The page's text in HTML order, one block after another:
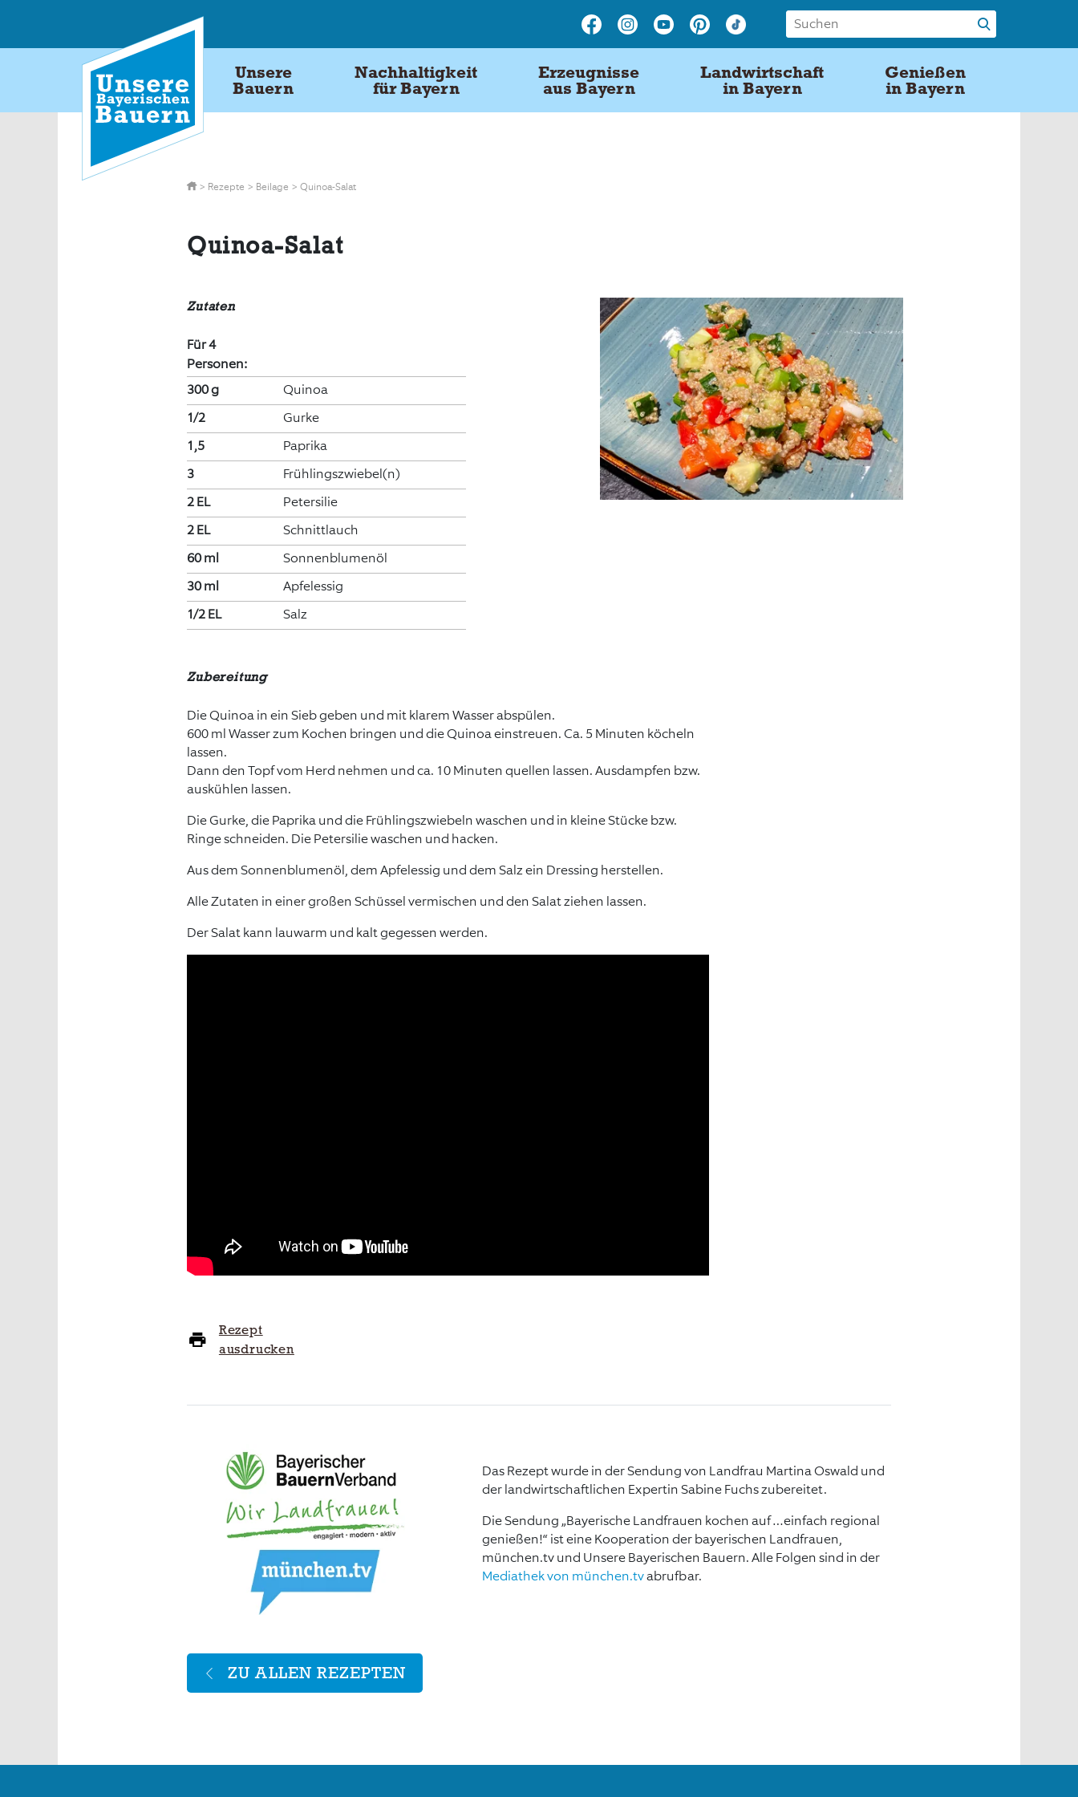
content
Unsere
Bauern
Nachhaltigkeit
für Bayern
Erzeugnisse
aus Bayern
Landwirtschaft
in Bayern
Genießen
in Bayern
> Rezepte > Beilage > Quinoa-Salat
Quinoa-Salat
Zutaten
Für 4
Personen:
300 g
Quinoa
1/2
Gurke
1,5
Paprika
3
Frühlingszwiebel(n)
2 EL
Petersilie
2 EL
Schnittlauch
60 ml
Sonnenblumenöl
30 ml
Apfelessig
1/2 EL
Salz
Zubereitung
Die Quinoa in ein Sieb geben und mit klarem Wasser abspülen.
600 ml Wasser zum Kochen bringen und die Quinoa einstreuen. Ca. 5 Minuten köcheln
lassen.
Dann den Topf vom Herd nehmen und ca. 10 Minuten quellen lassen. Ausdampfen bzw.
auskühlen lassen.
Die Gurke, die Paprika und die Frühlingszwiebeln waschen und in kleine Stücke bzw.
Ringe schneiden. Die Petersilie waschen und hacken.
Aus dem Sonnenblumenöl, dem Apfelessig und dem Salz ein Dressing herstellen.
Alle Zutaten in einer großen Schüssel vermischen und den Salat ziehen lassen.
Der Salat kann lauwarm und kalt gegessen werden.
Rezept
ausdrucken
Das Rezept wurde in der Sendung von Landfrau Martina Oswald und
der landwirtschaftlichen Expertin Sabine Fuchs zubereitet.
Die Sendung „Bayerische Landfrauen kochen auf …einfach regional
genießen!“ ist eine Kooperation der bayerischen Landfrauen,
münchen.tv und Unsere Bayerischen Bauern. Alle Folgen sind in der
Mediathek von münchen.tvabrufbar.
ZU ALLEN REZEPTEN